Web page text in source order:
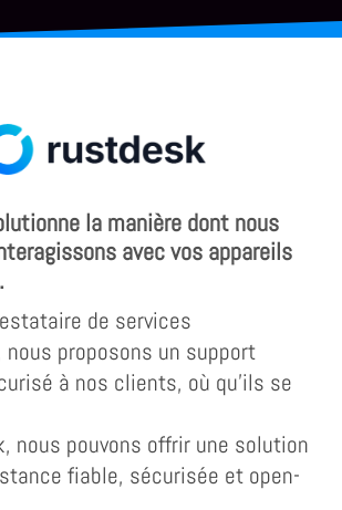
la manière dont nous
avec vos appareils
de services
proposons un support
à nos clients, où qu’ils se
nous pouvons offrir une solution
fiable, sécurisée et open-